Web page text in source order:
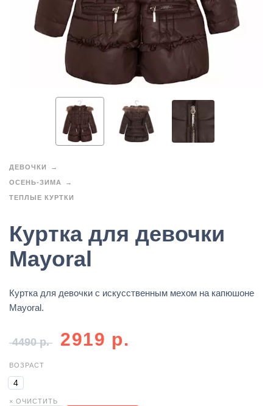
ДЕВОЧКИ
ОСЕНЬ-ЗИМА
ТЕПЛЫЕ КУРТКИ
Куртка для девочки
Mayoral
Куртка для девочки с искусственным мехом на капюшоне
Mayoral.
4490р. 2919 р.
ВОЗРАСТ
4
× ОЧИСТИТЬ